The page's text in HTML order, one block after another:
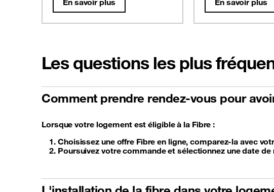
En savoir plus En savoir plus
Les questions les plus
Comment prendre rendez-vous pour
Lorsque votre logement est éligible à la Fibre :
Choisissez une offre Fibre en ligne, comparez-la avec
Poursuivez votre commande et sélectionnez une date